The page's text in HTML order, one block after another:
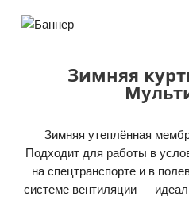
Зимняя
Зимняя утеплённая
Подходит для работы в
на спецтранспорте и в
системе вентиляции —